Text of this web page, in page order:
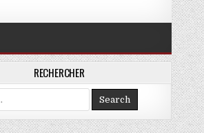
RECHERCHER